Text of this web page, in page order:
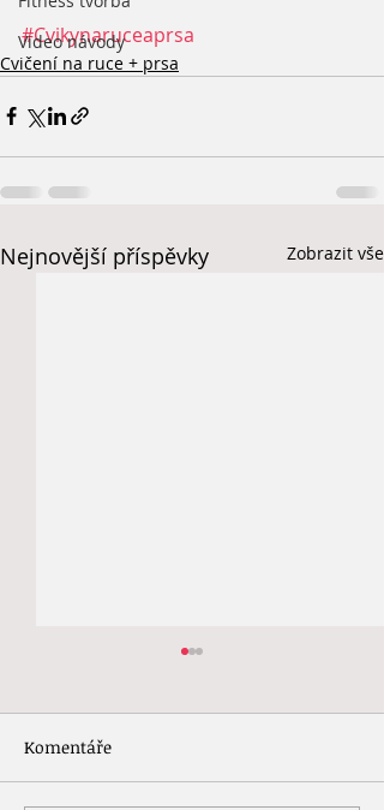
Video návody
#Cvikynaruceaprsa
Cvičení na ruce + prsa
Nejnovější příspěvky Zobrazit vše
Komentáře